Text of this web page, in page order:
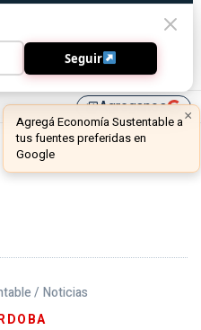
library_addAgreganos
/ Noticias
Seguir